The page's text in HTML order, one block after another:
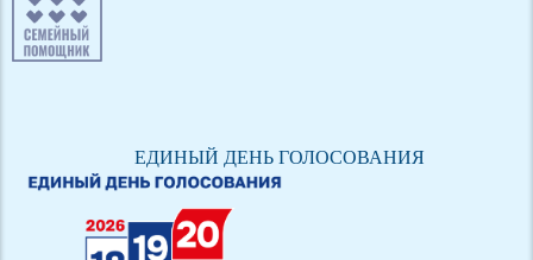
ЕДИНЫЙ ДЕНЬ ГОЛОСОВАНИЯ